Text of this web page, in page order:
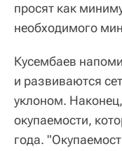
просят как
необходимого
Кусембаев
и развиваются
уклоном.
окупаемости,
года.